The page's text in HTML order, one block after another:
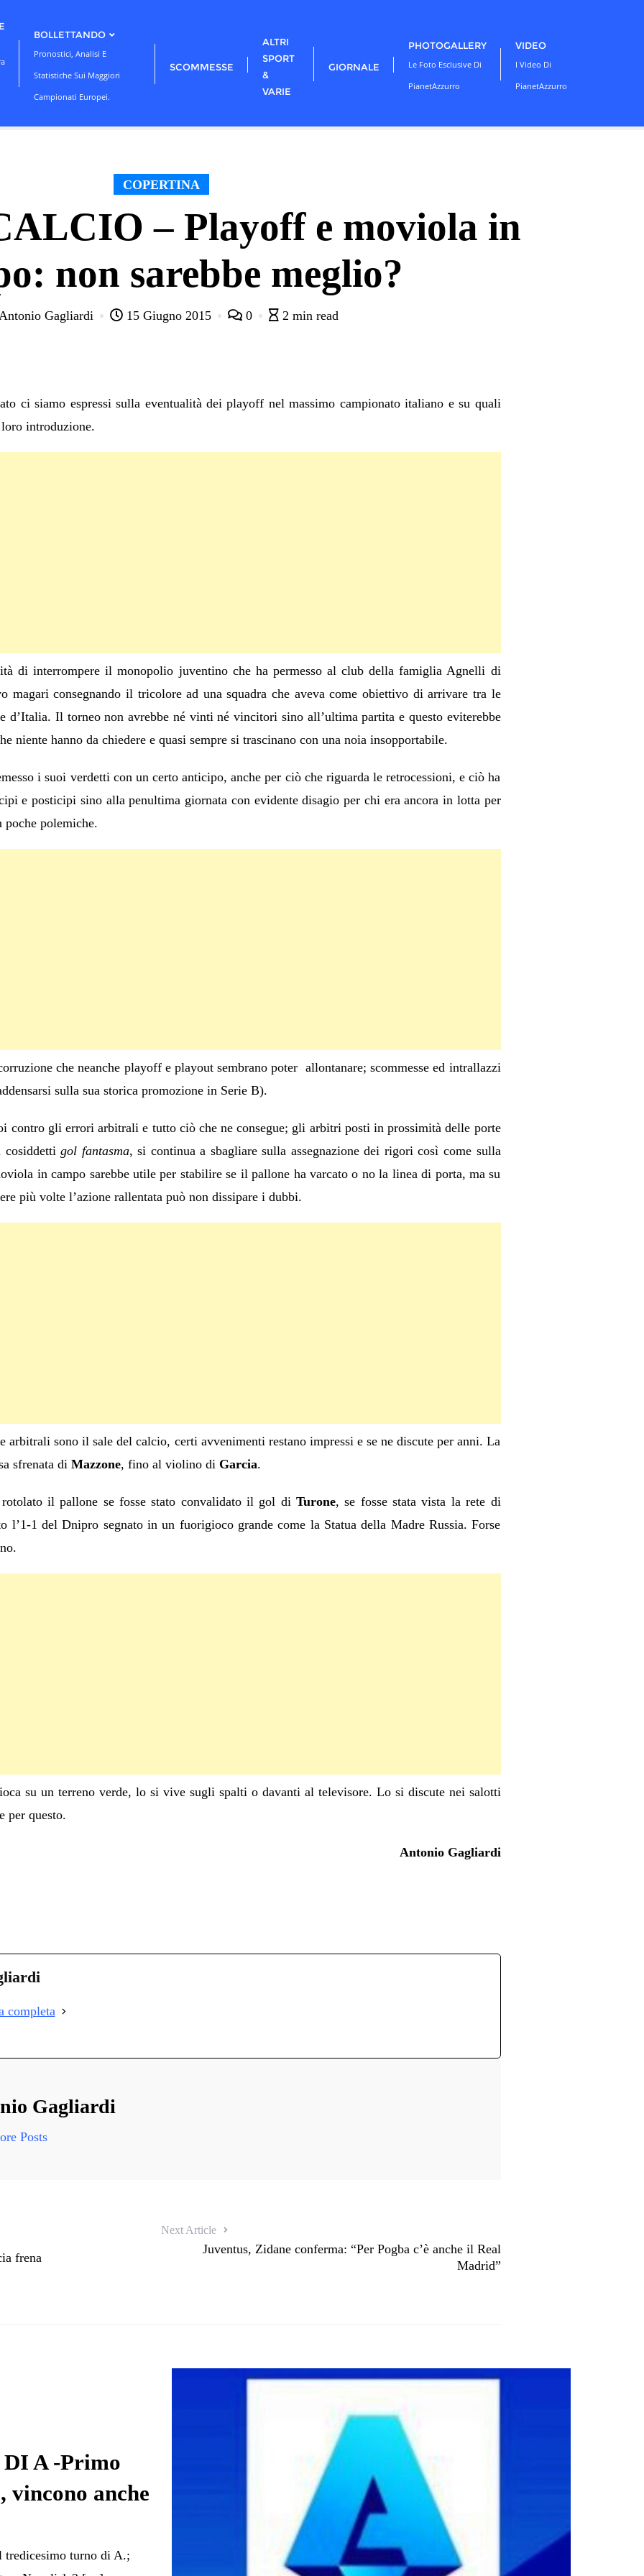
BOLLETTANDO
Pronostici, Analisi E
Statistiche Sui Maggiori
Campionati Europei.
SCOMMESSE
ALTRI
SPORT
&
VARIE
GIORNALE
PHOTOGALLERY
Le Foto Esclusive Di
PianetAzzurro
VIDEO
I Video Di
PianetAzzurro
COPERTINA
– Playoff e moviola in
non sarebbe meglio?
Gagliardi 15 Giugno 2015 0 2 min read
ci siamo espressi sulla eventualità dei playoff nel massimo campionato italiano e su quali
introduzione.
di interrompere il monopolio juventino che ha permesso al club della famiglia Agnelli di
magari consegnando il tricolore ad una squadra che aveva come obiettivo di arrivare tra le
d’Italia. Il torneo non avrebbe né vinti né vincitori sino all’ultima partita e questo eviterebbe
niente hanno da chiedere e quasi sempre si trascinano con una noia insopportabile.
i suoi verdetti con un certo anticipo, anche per ciò che riguarda le retrocessioni, e ciò ha
e posticipi sino alla penultima giornata con evidente disagio per chi era ancora in lotta per
poche polemiche.
che neanche playoff e playout sembrano poter allontanare; scommesse ed intrallazzi
sulla sua storica promozione in Serie B).
contro gli errori arbitrali e tutto ciò che ne consegue; gli arbitri posti in prossimità delle porte
cosiddettigol fantasma, si continua a sbagliare sulla assegnazione dei rigori così come sulla
in campo sarebbe utile per stabilire se il pallone ha varcato o no la linea di porta, ma su
più volte l’azione rallentata può non dissipare i dubbi.
arbitrali sono il sale del calcio, certi avvenimenti restano impressi e se ne discute per anni. La
sfrenata di Mazzone, fino al violino di Garcia.
rotolato il pallone se fosse stato convalidato il gol diTurone, se fosse stata vista la rete di
l’1-1 del Dnipro segnato in un fuorigioco grande come la Statua della Madre Russia. Forse
su un terreno verde, lo si vive sugli spalti o davanti al televisore. Lo si discute nei salotti
per questo.
Antonio Gagliardi
completa
Gagliardi
Posts
frena
Next Article
Juventus, Zidane conferma: “Per Pogba c’è anche il Real
Madrid”
A -Primo
vincono anche
turno di A.;